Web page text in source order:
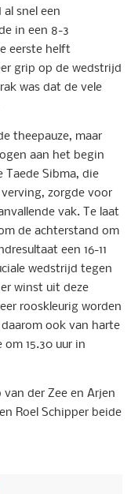
snel een
in een 8-3
eerste helft
grip op de wedstrijd
was dat de vele
theepauze, maar
aan het begin
Taede Sibma, die
zorgde voor
vak. Te laat
de achterstand om
een 16-11
wedstrijd tegen
winst uit deze
rooskleurig worden
ook van harte
15.30 uur in
van der Zee en Arjen
Roel Schipper beide